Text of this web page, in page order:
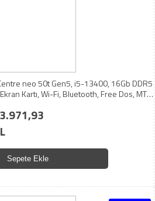
Gen5, i5-13400, 16Gb DDR5
Kartı, Wi-Fi, Bluetooth, Free Dos, MT
Sepete Ekle